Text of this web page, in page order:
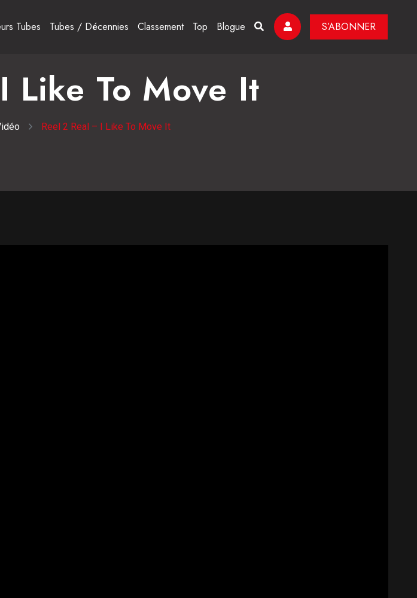
Tubes Tubes / Décennies Classement Top Blogue S’ABONNER
Like To Move It
Reel 2 Real – I Like To Move It